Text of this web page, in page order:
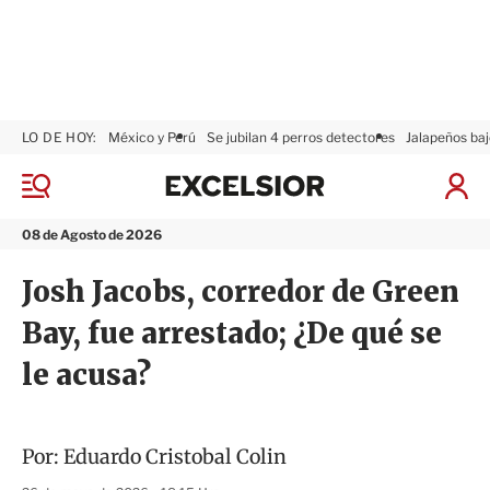
M
n
08 de Agosto de 2026
LO DE HOY: México y Perú Se jubilan 4 perros detectores Jalapeños
I
a
x
i
o
r
Josh Jacobs, corredor de Green
Bay, fue arrestado; ¿De qué se
le acusa?
Por: Eduardo Cristobal Colin